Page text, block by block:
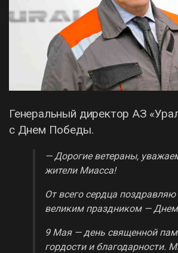
Генеральный директор АЗ
с Днем Победы.
— Дорогие ветераны,
жители Миасса!
От всего сердца поздравляю
великим праздником —
9 Мая — день священной
гордости и благодарности.